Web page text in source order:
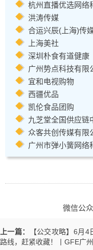
杭州直播优选网络
洪涛传媒
合运兴辰(上海)传
上海美社
深圳朴食有道健康
广州势点科技有限
宜和电视购物
西疆优品
凯伦食品团购
九芝堂全国供应链
众客共创传媒有限
广州市弹小簧网络
微信公
上一篇：
【公交攻略】6月
路线，赶紧收藏！丨GFE广